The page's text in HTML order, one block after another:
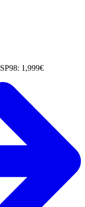
SP98: 1,999€